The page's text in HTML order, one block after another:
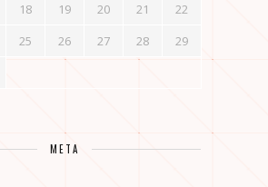
18 19 20 21
22
25 26 27 28
29
META